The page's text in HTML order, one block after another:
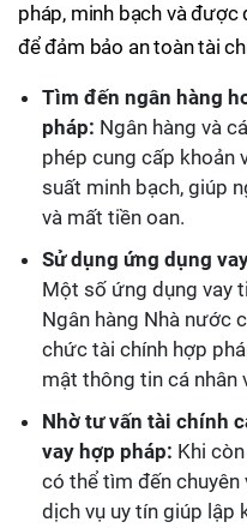
pháp, minh bạch và được
để đảm bảo an toàn tài
Tìm đến ngân hàng
pháp: Ngân hàng và
phép cung cấp khoản
suất minh bạch, giúp
và mất tiền oan.
Sử dụng ứng dụng
Một số ứng dụng vay
Ngân hàng Nhà nước
chức tài chính hợp
mật thông tin cá nhân
Nhờ tư vấn tài chính
vay hợp pháp: Khi
có thể tìm đến chuyên
dịch vụ uy tín giúp lập